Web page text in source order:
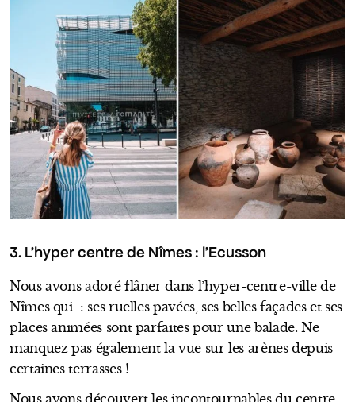
3. L’hyper centre de Nîmes : l’Ecusson
Nous avons adoré flâner dans l’hyper-centre-ville de
Nîmes qui : ses ruelles pavées, ses belles façades et ses
places animées sont parfaites pour une balade. Ne
manquez pas également la vue sur les arènes depuis
certaines terrasses !